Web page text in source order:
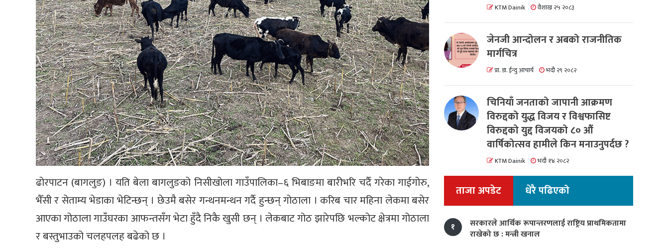
ढोरपाटन (बागलुङ) । यति बेला बागलुङको निसीखोला गाउँपालिका–६ भिबाङमा बारीभरि चर्दै गरेका गाईगोरु,
भैँसी र सेताम्य भेडाका भेटिन्छन् । छेउमै बसेर गन्थनमन्थन गर्दै हुन्छन् गोठाला । करिब चार महिना लेकमा बसेर
आएका गोठाला गाउँघरका आफन्तसँग भेटा हुँदै निकै खुसी छन् । लेकबाट गोठ झारेपछि भल्कोट क्षेत्रमा गोठाला
र बस्तुभाउको चलहपलह बढेको छ ।
KTM Dainik वैशाख २५ २०८३
जेनजी आन्दोलन र अबको राजनीतिक
मार्गचित्र
प्रा. डा. ईन्दु आचार्य भदौ २९ २०८२
चिनियाँ जनताको जापानी आक्रमण
विरुद्दको युद्ध विजय र विश्वफासिष्ट
विरुद्दको युद्द विजयको ८० औं
वार्षिकोत्सव हामीले किन मनाउनुपर्दछ ?
KTM Dainik भदौ १४ २०८२
ताजा अपडेट धेरै पढिएको
१
सरकारले आर्थिक रूपान्तरणलाई राष्ट्रिय प्राथमिकतामा
राखेको छ : मन्त्री खनाल